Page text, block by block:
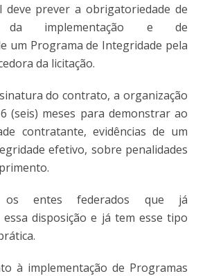
deve prever a obrigatoriedade de
da implementação e de
um Programa de Integridade pela
da licitação.
do contrato, a organização
(seis) meses para demonstrar ao
contratante, evidências de um
efetivo, sobre penalidades
os entes federados que já
disposição e já tem esse tipo
à implementação de Programas